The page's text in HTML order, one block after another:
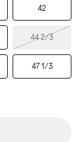
42
44 2/3
47 1/3